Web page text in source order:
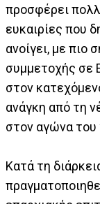
προσφέρει
ευκαιρίες που
ανοίγει, με πιο
συμμετοχής σε
στον
ανάγκη από τη
στον αγώνα του
Κατά τη